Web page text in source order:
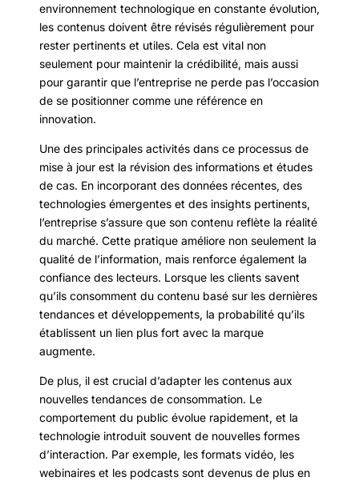
environnement technologique en constante évolution,
les contenus doivent être révisés régulièrement pour
rester pertinents et utiles. Cela est vital non
seulement pour maintenir la crédibilité, mais aussi
pour garantir que l’entreprise ne perde pas l’occasion
de se positionner comme une référence en
innovation.
Une des principales activités dans ce processus de
mise à jour est la révision des informations et études
de cas. En incorporant des données récentes, des
technologies émergentes et des insights pertinents,
l’entreprise s’assure que son contenu reflète la réalité
du marché. Cette pratique améliore non seulement la
qualité de l’information, mais renforce également la
confiance des lecteurs. Lorsque les clients savent
qu’ils consomment du contenu basé sur les dernières
tendances et développements, la probabilité qu’ils
établissent un lien plus fort avec la marque
augmente.
De plus, il est crucial d’adapter les contenus aux
nouvelles tendances de consommation. Le
comportement du public évolue rapidement, et la
technologie introduit souvent de nouvelles formes
d’interaction. Par exemple, les formats vidéo, les
webinaires et les podcasts sont devenus de plus en